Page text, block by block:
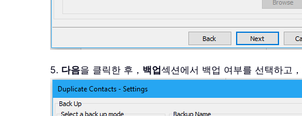
5. 다음을 클릭한 후， 백업섹션에서 백업 여부를 선택하고，